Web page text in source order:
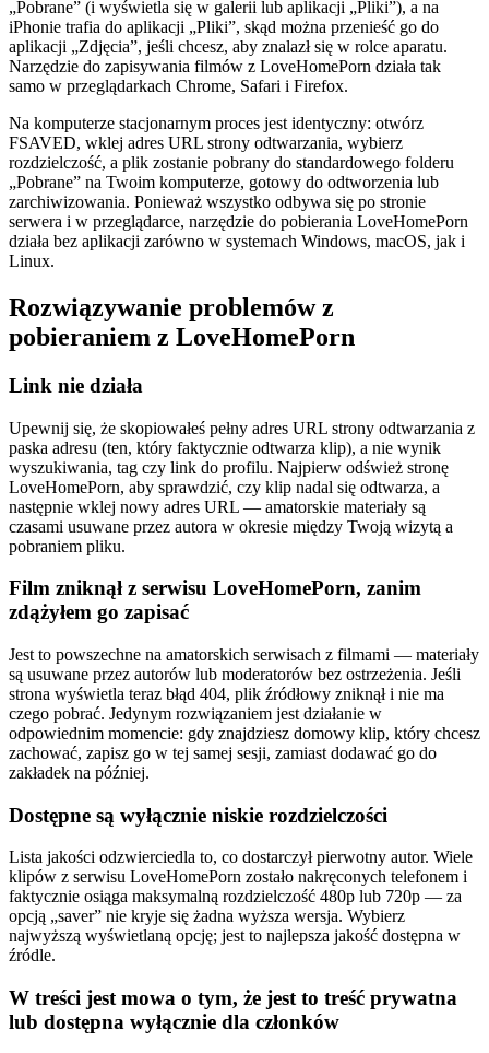
„Pobrane” (i wyświetla się w galerii lub aplikacji „Pliki”), a na
iPhonie trafia do aplikacji „Pliki”, skąd można przenieść go do
aplikacji „Zdjęcia”, jeśli chcesz, aby znalazł się w rolce aparatu.
Narzędzie do zapisywania filmów z LoveHomePorn działa tak
samo w przeglądarkach Chrome, Safari i Firefox.
Na komputerze stacjonarnym proces jest identyczny: otwórz
FSAVED, wklej adres URL strony odtwarzania, wybierz
rozdzielczość, a plik zostanie pobrany do standardowego folderu
„Pobrane” na Twoim komputerze, gotowy do odtworzenia lub
zarchiwizowania. Ponieważ wszystko odbywa się po stronie
serwera i w przeglądarce, narzędzie do pobierania LoveHomePorn
działa bez aplikacji zarówno w systemach Windows, macOS, jak i
Linux.
Rozwiązywanie problemów z
pobieraniem z LoveHomePorn
Link nie działa
Upewnij się, że skopiowałeś pełny adres URL strony odtwarzania z
paska adresu (ten, który faktycznie odtwarza klip), a nie wynik
wyszukiwania, tag czy link do profilu. Najpierw odśwież stronę
LoveHomePorn, aby sprawdzić, czy klip nadal się odtwarza, a
następnie wklej nowy adres URL — amatorskie materiały są
czasami usuwane przez autora w okresie między Twoją wizytą a
pobraniem pliku.
Film zniknął z serwisu LoveHomePorn, zanim
zdążyłem go zapisać
Jest to powszechne na amatorskich serwisach z filmami — materiały
są usuwane przez autorów lub moderatorów bez ostrzeżenia. Jeśli
strona wyświetla teraz błąd 404, plik źródłowy zniknął i nie ma
czego pobrać. Jedynym rozwiązaniem jest działanie w
odpowiednim momencie: gdy znajdziesz domowy klip, który chcesz
zachować, zapisz go w tej samej sesji, zamiast dodawać go do
zakładek na później.
Dostępne są wyłącznie niskie rozdzielczości
Lista jakości odzwierciedla to, co dostarczył pierwotny autor. Wiele
klipów z serwisu LoveHomePorn zostało nakręconych telefonem i
faktycznie osiąga maksymalną rozdzielczość 480p lub 720p — za
opcją „saver” nie kryje się żadna wyższa wersja. Wybierz
najwyższą wyświetlaną opcję; jest to najlepsza jakość dostępna w
źródle.
W treści jest mowa o tym, że jest to treść prywatna
lub dostępna wyłącznie dla członków